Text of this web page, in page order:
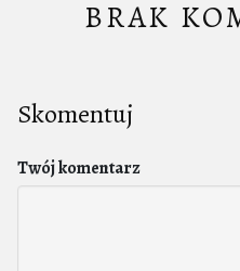
BRAK
Skomentuj
Twój komentarz